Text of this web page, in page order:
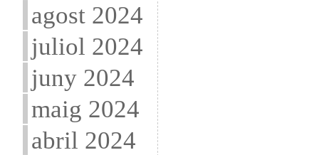
agost 2024
juliol 2024
juny 2024
maig 2024
abril 2024